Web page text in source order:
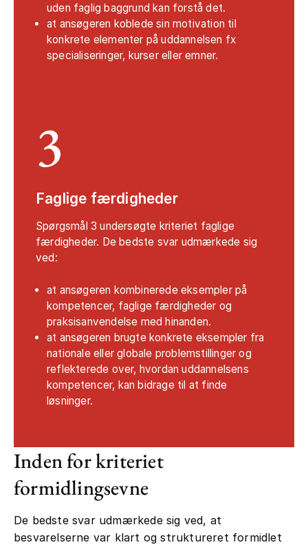
uden faglig baggrund kan forstå det.
at ansøgeren koblede sin motivation til
konkrete elementer på uddannelsen fx
specialiseringer, kurser eller emner.
3
Faglige færdigheder
Spørgsmål 3 undersøgte kriteriet faglige
færdigheder. De bedste svar udmærkede sig
ved:
at ansøgeren kombinerede eksempler på
kompetencer, faglige færdigheder og
praksisanvendelse med hinanden.
at ansøgeren brugte konkrete eksempler fra
nationale eller globale problemstillinger og
reflekterede over, hvordan uddannelsens
kompetencer, kan bidrage til at finde
løsninger.
Inden for kriteriet
formidlingsevne
De bedste svar udmærkede sig ved, at
besvarelserne var klart og struktureret formidlet